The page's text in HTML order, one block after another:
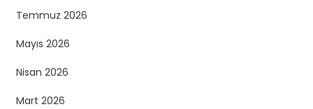
Temmuz 2026
Mayıs 2026
Nisan 2026
Mart 2026